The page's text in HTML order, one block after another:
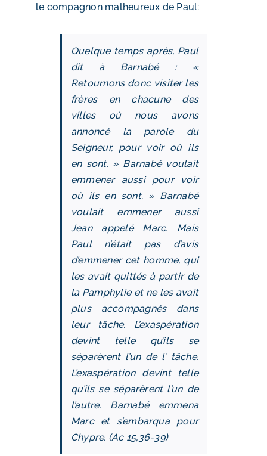
le compagnon malheureux de Paul:
Quelque temps après, Paul
dit à Barnabé : «
Retournons donc visiter les
frères en chacune des
villes où nous avons
annoncé la parole du
Seigneur, pour voir où ils
en sont. » Barnabé voulait
emmener aussi pour voir
où ils en sont. » Barnabé
voulait emmener aussi
Jean appelé Marc. Mais
Paul n’était pas d’avis
d’emmener cet homme, qui
les avait quittés à partir de
la Pamphylie et ne les avait
plus accompagnés dans
leur tâche. L’exaspération
devint telle qu’ils se
séparèrent l’un de l’ tâche.
L’exaspération devint telle
qu’ils se séparèrent l’un de
l’autre. Barnabé emmena
Marc et s’embarqua pour
Chypre. (Ac 15,36-39)